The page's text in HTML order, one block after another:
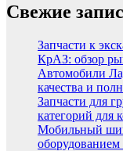
Свежие
Запчасти к
КрАЗ: обзор
Автомобили
качества и
Запчасти для
категорий для
Мобильный
оборудованием